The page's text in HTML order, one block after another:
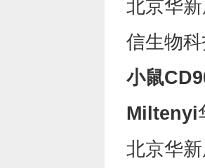
北京华
信生物
小鼠
Miltenyi
北京华